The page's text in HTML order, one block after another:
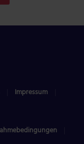
Impressum